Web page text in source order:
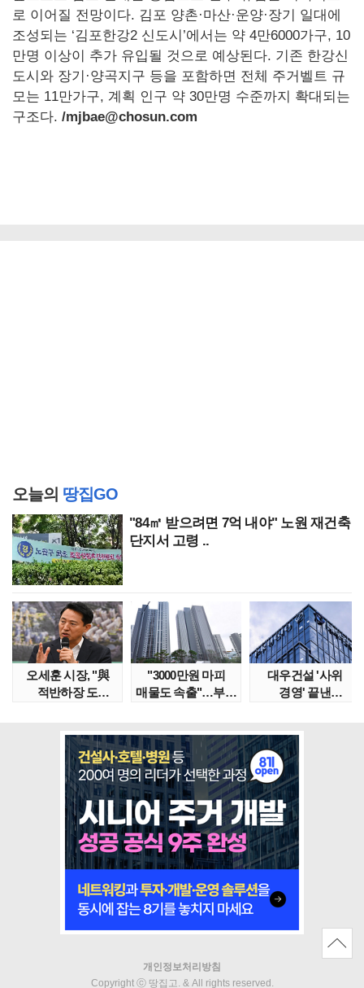
로 이어질 전망이다. 김포 양촌·마산·운양·장기 일대에
조성되는 ‘김포한강2 신도시’에서는 약 4만6000가구, 10
만명 이상이 추가 유입될 것으로 예상된다. 기존 한강신
도시와 장기·양곡지구 등을 포함하면 전체 주거벨트 규
모는 11만가구, 계획 인구 약 30만명 수준까지 확대되는
구조다. /mjbae@chosun.com
오늘의 땅집GO
"84㎡ 받으려면 7억 내야" 노원 재건축
단지서 고령 ..
오세훈 시장, "與
적반하장 도
"3000만원 마피
매물도 속출"…부산
대우건설 '사위
경영' 끝낸
개인정보처리방침
Copyright ⓒ 땅집고. & All rights reserved.